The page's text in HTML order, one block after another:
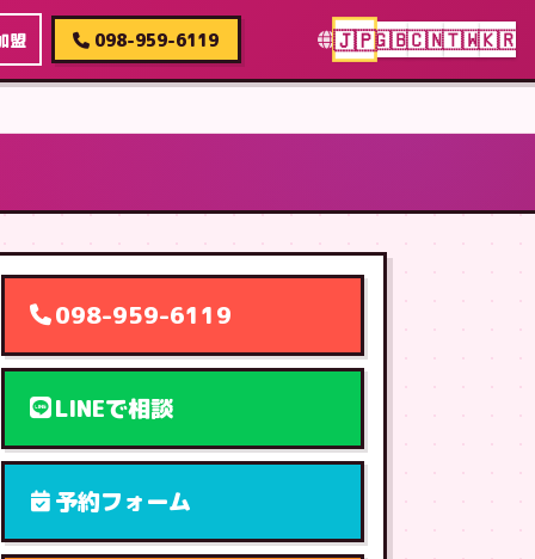
盟 098-959-6119 🇯🇵🇬🇧🇨🇳🇹🇼🇰🇷
098-959-6119
LINEで相談
予約フォーム